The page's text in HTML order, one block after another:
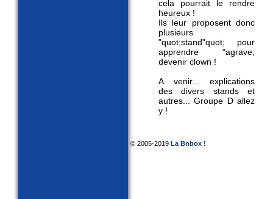
cela pourrait le rendre
heureux !
Ils leur proposent donc
plusieurs
"quot;stand"quot; pour
apprendre "agrave;
devenir clown !
A venir... explications
des divers stands et
autres... Groupe D allez
y !
© 2005-2019 La Bnbox !